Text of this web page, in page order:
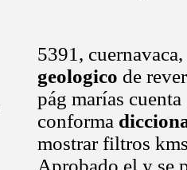
5391,
geologico de
pág marías
conforma
mostrar filtros
Aprobado el y se